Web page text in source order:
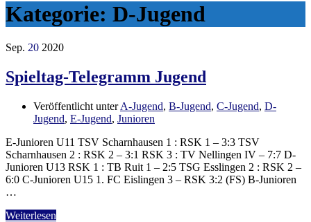
Kategorie: D-Jugend
Sep. 20 2020
Spieltag-Telegramm Jugend
Veröffentlicht unterA-Jugend, B-Jugend, C-Jugend, D-
Jugend, E-Jugend, Junioren
E-Junioren U11 TSV Scharnhausen 1 : RSK 1 – 3:3 TSV
Scharnhausen 2 : RSK 2 – 3:1 RSK 3 : TV Nellingen IV – 7:7 D-
Junioren U13 RSK 1 : TB Ruit 1 – 2:5 TSG Esslingen 2 : RSK 2 –
6:0 C-Junioren U15 1. FC Eislingen 3 – RSK 3:2 (FS) B-Junioren
…
Weiterlesen